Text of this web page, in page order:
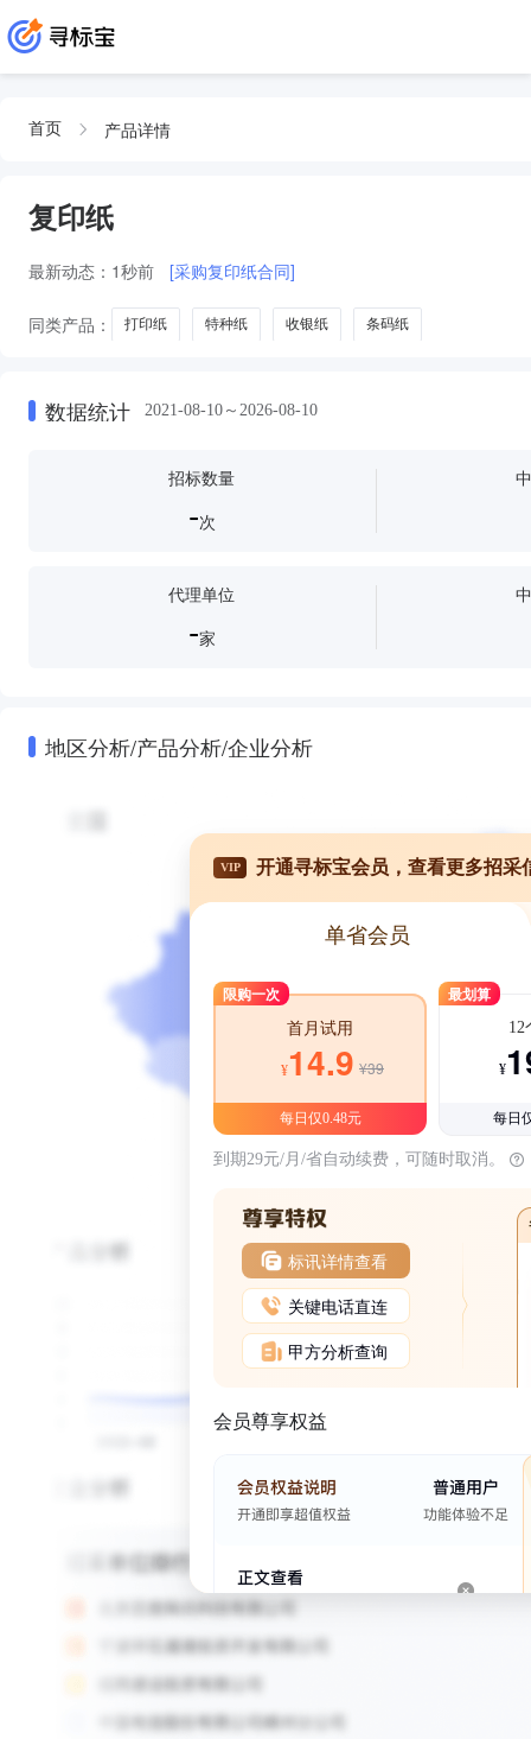
首页 产品详情
复印纸
最新动态： 1秒前 [采购复印纸合同]
同类产品： 打印纸 特种纸 收银纸 条码纸
数据统计 2021-08-10～2026-08-10
招标数量
-次
代理单位
-家
地区分析/产品分析/企业分析
VIP 开通寻标宝会员，查看更多招采
单省会员
限购一次
首月试用
¥14.9 ¥39
每日仅0.48元
最划算
12
¥
每日
到期29元/月/省自动续费，可随时取消。
标讯详情查看
关键电话直连
甲方分析查询
会员尊享权益